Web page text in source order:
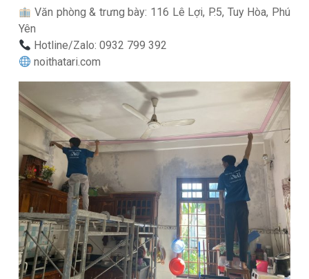
Văn phòng & trưng bày: 116 Lê Lợi, P.5, Tuy Hòa, Phú
Yên
Hotline/Zalo: 0932 799 392
noithatari.com